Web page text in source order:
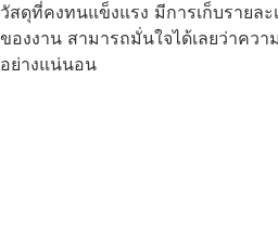
วัสดุที่คงทนแข็งแรง มีการเก็บรายละ
ของงาน สามารถมั่นใจได้เลยว่าคว
อย่างแน่นอน